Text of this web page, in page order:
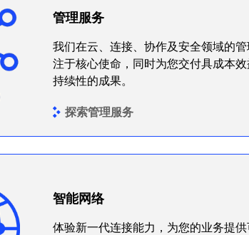
管理服务
我们在云、连接、协作及安全领域的
注于核心使命，同时为您交付具成本
持续性的成果。
探索管理服务
智能网络
体验新一代连接能力，为您的业务提